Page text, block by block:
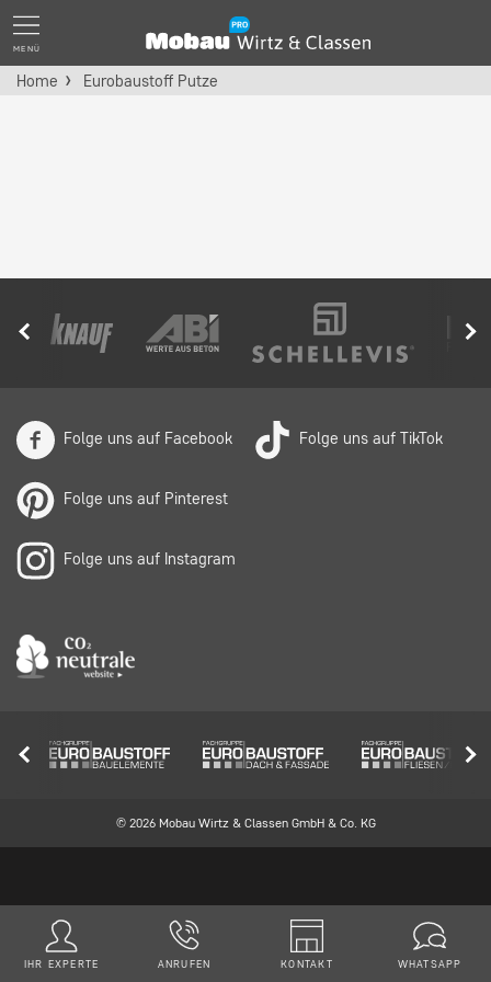
MENÜ
IHR EXPERTE ANRUFEN KONTAKT WHATSAPP
Home Eurobaustoff Putze
Folge uns auf Facebook Folge uns auf TikTok
Folge uns auf Pinterest
Folge uns auf Instagram
© 2026 Mobau Wirtz & Classen GmbH & Co. KG